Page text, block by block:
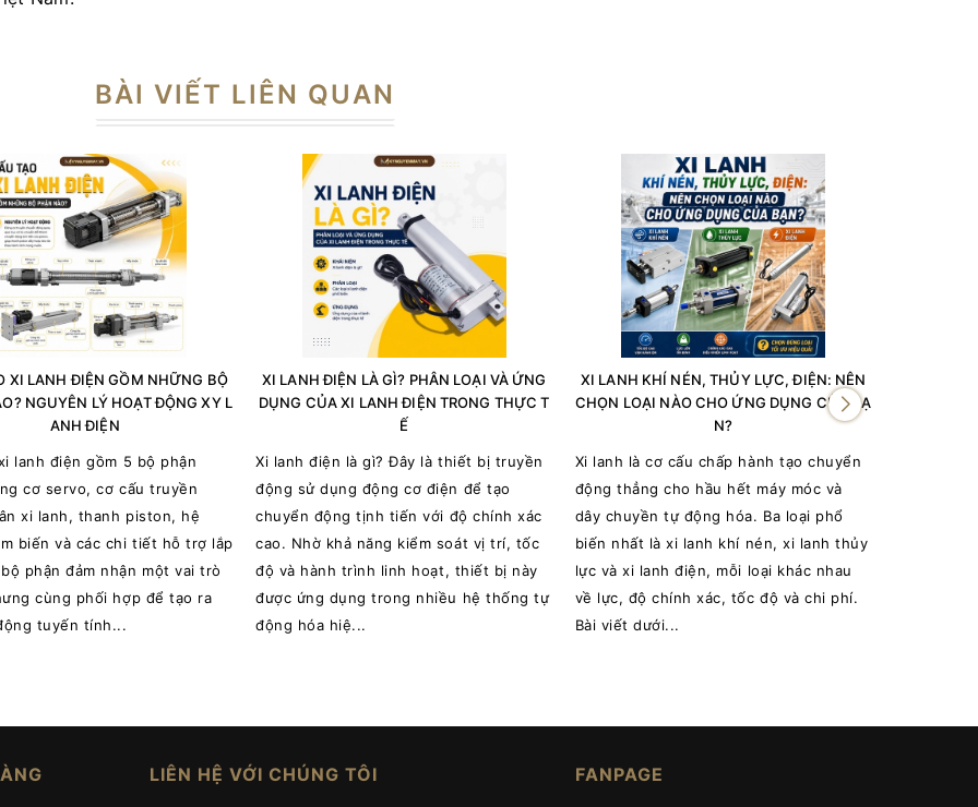
BÀI VIẾT LIÊN QUAN
XI LANH ĐIỆN GỒM NHỮNG BỘ
NGUYÊN LÝ HOẠT ĐỘNG XY L
ANH ĐIỆN
lanh điện gồm 5 bộ phận
cơ servo, cơ cấu truyền
xi lanh, thanh piston, hệ
biến và các chi tiết hỗ trợ lắp
phận đảm nhận một vai trò
cùng phối hợp để tạo ra
tuyến tính...
XI LANH ĐIỆN LÀ GÌ? PHÂN LOẠI VÀ ỨNG
DỤNG CỦA XI LANH ĐIỆN TRONG THỰC T
Ế
Xi lanh điện là gì? Đây là thiết bị truyền
động sử dụng động cơ điện để tạo
chuyển động tịnh tiến với độ chính xác
cao. Nhờ khả năng kiểm soát vị trí, tốc
độ và hành trình linh hoạt, thiết bị này
được ứng dụng trong nhiều hệ thống tự
động hóa hiệ...
XI LANH KHÍ NÉN, THỦY LỰC, ĐIỆN: NÊN
CHỌN LOẠI NÀO CHO ỨNG DỤNG CỦA BẠ
N?
Xi lanh là cơ cấu chấp hành tạo chuyển
động thẳng cho hầu hết máy móc và
dây chuyền tự động hóa. Ba loại phổ
biến nhất là xi lanh khí nén, xi lanh thủy
lực và xi lanh điện, mỗi loại khác nhau
về lực, độ chính xác, tốc độ và chi phí.
Bài viết dưới...
LIÊN HỆ VỚI CHÚNG TÔI FANPAGE